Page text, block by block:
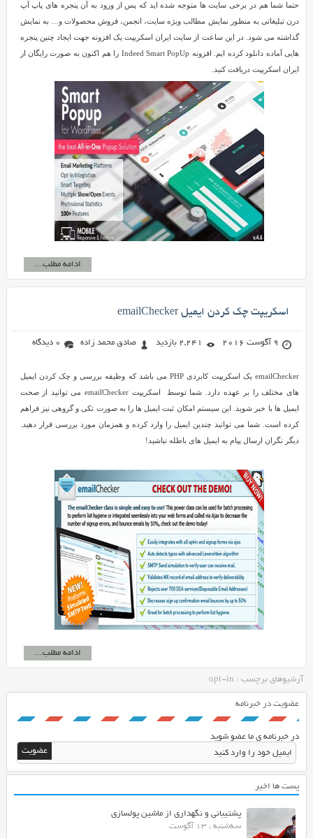
حتما شما هم در برخی سایت ها متوجه شده اید که پس از ورود به آن پنجره های پاپ آپ
درن تبلیغاتی به منظور نمایش مطالب ویژه سایت، انجمن، فروش محصولات و… به نمایش
گذاشته می شود. در این ساعت از سایت ایران اسکریپت یک افزونه جهت ایجاد چنین پنجره
هایی آماده دانلود کرده ایم. افزونه Indeed Smart PopUp را هم اکنون به صورت رایگان از
ایران اسکریپت دریافت کنید.
ادامه مطلب...
اسکریپت چک کردن ایمیل emailChecker
9 آگوست 2016 2,241 بازدید صادق محمد زاده 0 دیدگاه
emailChecker یک اسکریپت کابردی PHP می باشد که وظیفه بررسی و چک کردن ایمیل
های مختلف را بر عهده دارد. شما توسط اسکریپت emailChecker می توانید از صحت
ایمیل ها با خبر شوید. این سیستم امکان ثبت ایمیل ها را به صورت تکی و گروهی نیز فراهم
کرده است. شما می توانید چندین ایمیل را وارد کرده و همزمان مورد بررسی قرار دهید.
دیگر نگران ارسال پیام به ایمیل های باطله نباشید!
ادامه مطلب...
آرشیوهای برچسب : opt-in
عضویت در خبرنامه
در خبرنامه ی ما عضو شوید
پست ها اخیر
پشتیبانی و نگهداری از ماشین پولسازی
سه‌شنبه ، 13 آگوست